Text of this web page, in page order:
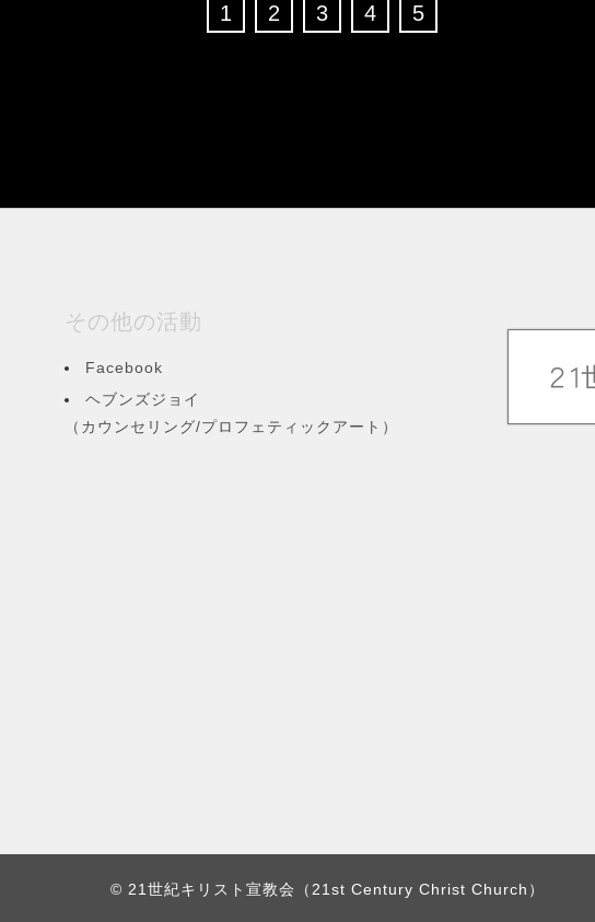
1 2 3 4 5
その他の活動
Facebook
ヘブンズジョイ
（カウンセリング/プロフェティックアート）
© 21世紀キリスト宣教会（21st Century Christ Church）